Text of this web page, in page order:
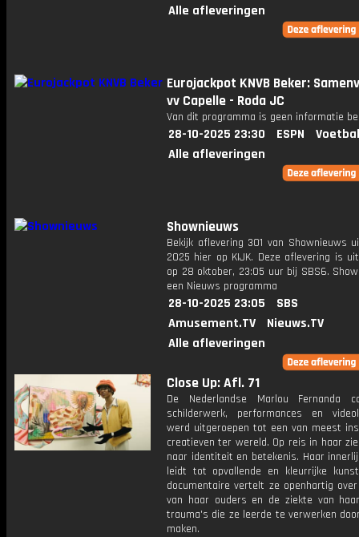
Alle afleveringen
Eurojackpot KNVB Beker:
vv Capelle - Roda JC
Van dit programma is geen informatie
28-10-2025 23:30 ESPN
Alle afleveringen
Shownieuws
Bekijk aflevering 301 van Shownieuws
2025 hier op KIJK. Deze aflevering is
op 28 oktober, 23:05 uur bij SBS6.
een Nieuws programma
28-10-2025 23:05
SBS
Amusement.TV
Nieuws.TV
Alle afleveringen
Close Up: Afl. 71
De Nederlandse Marlou Fernanda
schilderwerk, performances en
werd uitgeroepen tot een van meest
creatieven ter wereld. Op reis in haar
naar identiteit en betekenis. Haar
leidt tot opvallende en kleurrijke
documentaire vertelt ze openhartig
van haar ouders en de ziekte van
trauma's die ze leerde te verwerken
maken.